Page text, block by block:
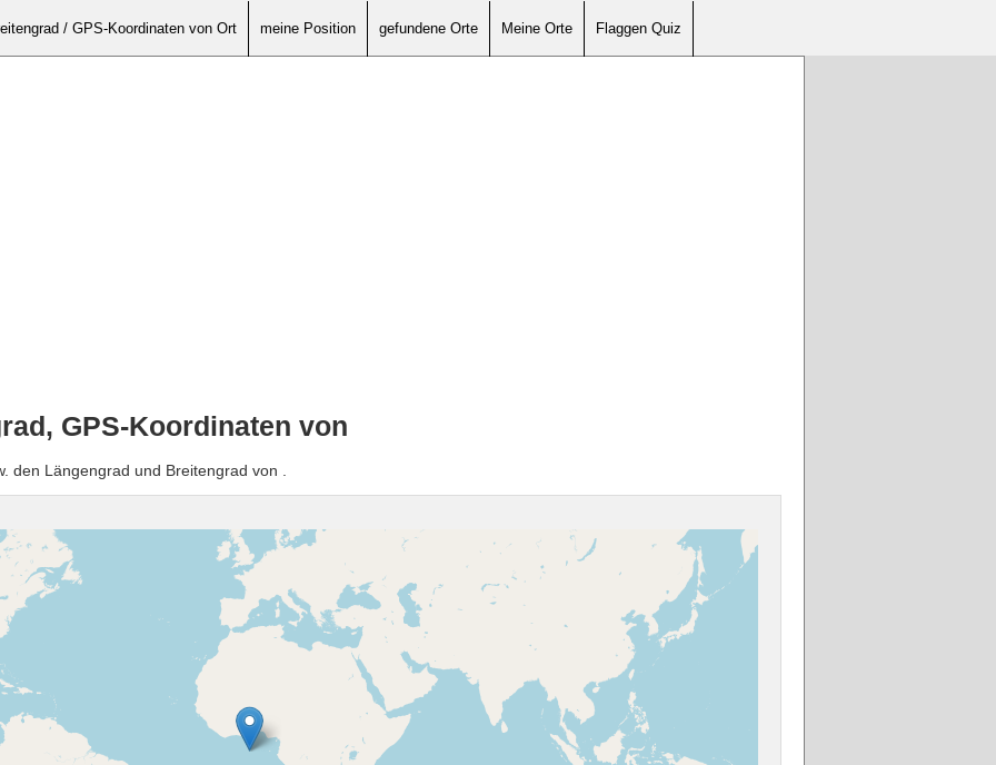
/ GPS-Koordinaten von Ort meine Position gefundene Orte Meine Orte Flaggen Quiz
GPS-Koordinaten von
den Längengrad und Breitengrad von .